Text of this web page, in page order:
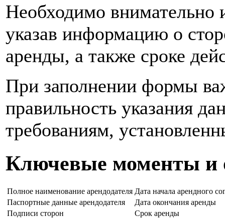
Необходимо внимательно
указав информацию о
аренды, а также сроке
При заполнении формы
правильность указания
требованиям,
Ключевые моменты и
Полное наименование арендодателя Дата начала арендного
Паспортные данные арендодателя
Дата окончания аренды
Подписи сторон
Срок аренды